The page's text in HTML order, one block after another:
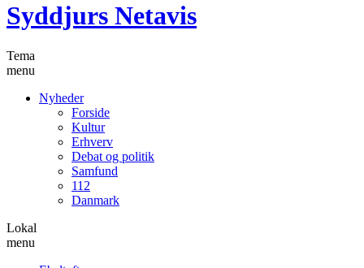
Syddjurs Netavis
Tema
menu
Nyheder
Forside
Kultur
Erhverv
Debat og politik
Samfund
112
Danmark
Lokal
menu